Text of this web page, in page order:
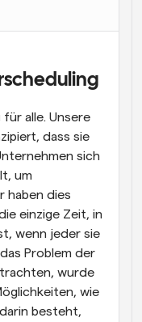
Anrufen
die neuesten
mit Kunden
buchen
wenn etwas
für alle. Unsere
dass sie
sich
um
haben dies
einzige Zeit, in
wenn jeder sie
Problem der
wurde
wie
besteht,